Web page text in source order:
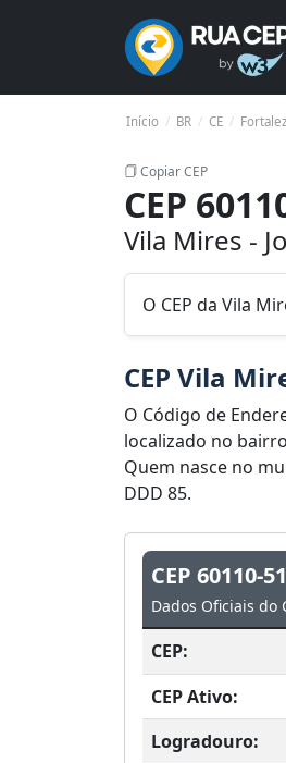
Início BR CE
Copiar CEP
CEP
Vila Mires -
O CEP da Vila
CEP Vila
O Código de
localizado no
Quem nasce no
DDD 85.
CEP 60110-
Dados Oficiais do
CEP:
CEP Ativo:
Logradouro: